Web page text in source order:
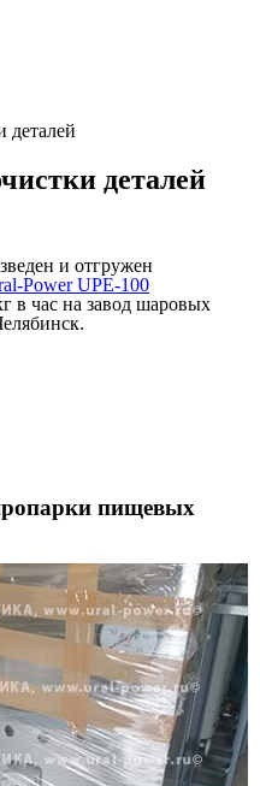
деталей
деталей
и отгружен
Power UPE-100
в час на завод шаровых
пищевых